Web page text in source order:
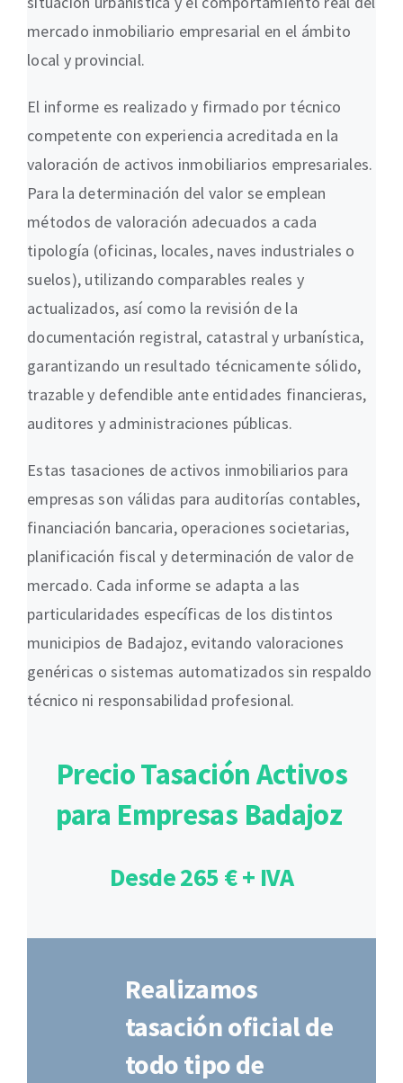
mercado inmobiliario empresarial en el ámbito
local y provincial.
El informe es realizado y firmado por técnico
competente con experiencia acreditada en la
valoración de activos inmobiliarios empresariales.
Para la determinación del valor se emplean
métodos de valoración adecuados a cada
tipología (oficinas, locales, naves industriales o
suelos), utilizando comparables reales y
actualizados, así como la revisión de la
documentación registral, catastral y urbanística,
garantizando un resultado técnicamente sólido,
trazable y defendible ante entidades financieras,
auditores y administraciones públicas.
Estas tasaciones de activos inmobiliarios para
empresas son válidas para auditorías contables,
financiación bancaria, operaciones societarias,
planificación fiscal y determinación de valor de
mercado. Cada informe se adapta a las
particularidades específicas de los distintos
municipios de Badajoz, evitando valoraciones
genéricas o sistemas automatizados sin respaldo
técnico ni responsabilidad profesional.
Precio Tasación Activos
para Empresas Badajoz
Desde 265 € + IVA
Realizamos
tasación oficial de
todo tipo de